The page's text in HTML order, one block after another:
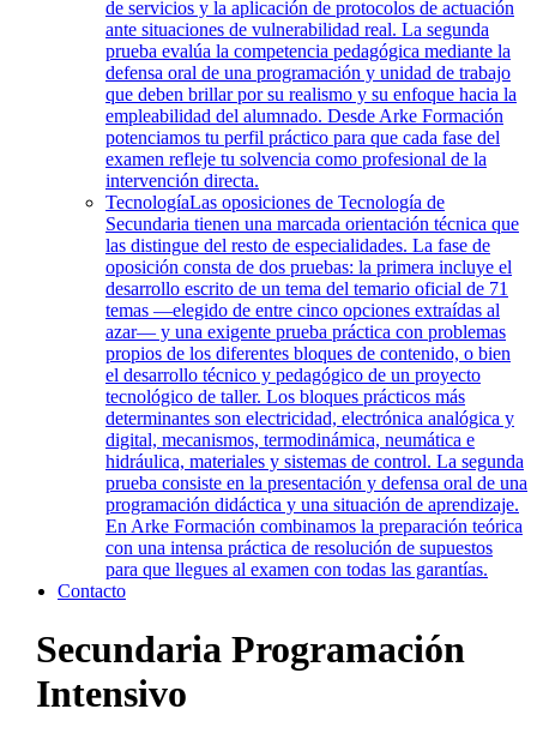
de servicios y la aplicación de protocolos de actuación
ante situaciones de vulnerabilidad real. La segunda
prueba evalúa la competencia pedagógica mediante la
defensa oral de una programación y unidad de trabajo
que deben brillar por su realismo y su enfoque hacia la
empleabilidad del alumnado. Desde Arke Formación
potenciamos tu perfil práctico para que cada fase del
examen refleje tu solvencia como profesional de la
intervención directa.
TecnologíaLas oposiciones de Tecnología de
Secundaria tienen una marcada orientación técnica que
las distingue del resto de especialidades. La fase de
oposición consta de dos pruebas: la primera incluye el
desarrollo escrito de un tema del temario oficial de 71
temas —elegido de entre cinco opciones extraídas al
azar— y una exigente prueba práctica con problemas
propios de los diferentes bloques de contenido, o bien
el desarrollo técnico y pedagógico de un proyecto
tecnológico de taller. Los bloques prácticos más
determinantes son electricidad, electrónica analógica y
digital, mecanismos, termodinámica, neumática e
hidráulica, materiales y sistemas de control. La segunda
prueba consiste en la presentación y defensa oral de una
programación didáctica y una situación de aprendizaje.
En Arke Formación combinamos la preparación teórica
con una intensa práctica de resolución de supuestos
para que llegues al examen con todas las garantías.
Contacto
Secundaria Programación
Intensivo